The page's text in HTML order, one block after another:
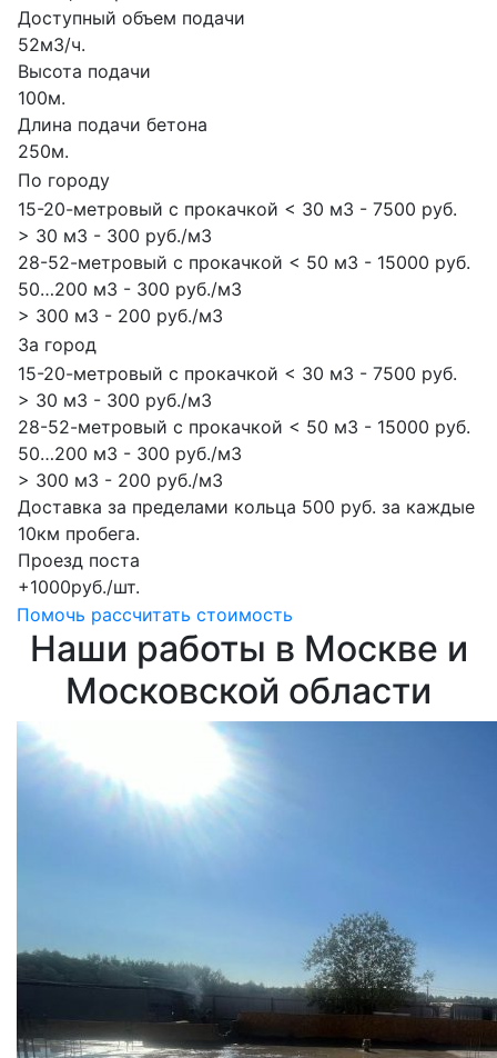
Доступный объем подачи
52м3/ч.
Высота подачи
100м.
Длина подачи бетона
250м.
По городу
15-20-метровый с прокачкой < 30 м3 - 7500 руб.
> 30 м3 - 300 руб./м3
28-52-метровый с прокачкой < 50 м3 - 15000 руб.
50…200 м3 - 300 руб./м3
> 300 м3 - 200 руб./м3
За город
15-20-метровый с прокачкой < 30 м3 - 7500 руб.
> 30 м3 - 300 руб./м3
28-52-метровый с прокачкой < 50 м3 - 15000 руб.
50…200 м3 - 300 руб./м3
> 300 м3 - 200 руб./м3
Доставка за пределами кольца 500 руб. за каждые
10км пробега.
Проезд поста
+1000руб./шт.
Помочь рассчитать стоимость
Наши работы в Москве и
Московской области